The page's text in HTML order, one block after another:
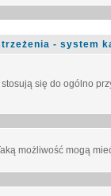
- system
się do ogólno
możliwość mogą